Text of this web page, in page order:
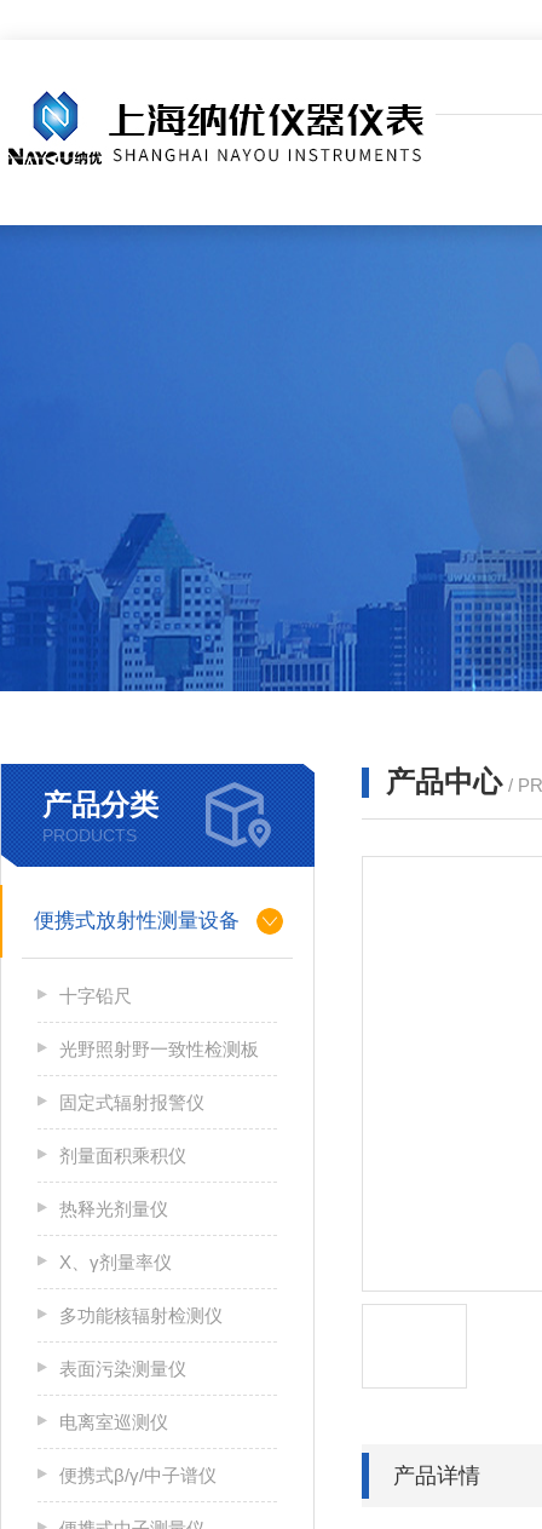
产品分类
PRODUCTS
便携式放射性测量设备
十字铅尺
光野照射野一致性检测板
固定式辐射报警仪
剂量面积乘积仪
热释光剂量仪
X、γ剂量率仪
多功能核辐射检测仪
表面污染测量仪
电离室巡测仪
便携式β/γ/中子谱仪
产品中心 /
产品详情